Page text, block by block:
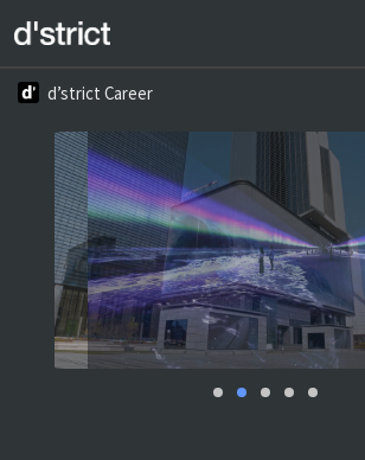
d’strict Career